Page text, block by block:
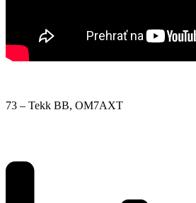
73 – Tekk BB, OM7AXT